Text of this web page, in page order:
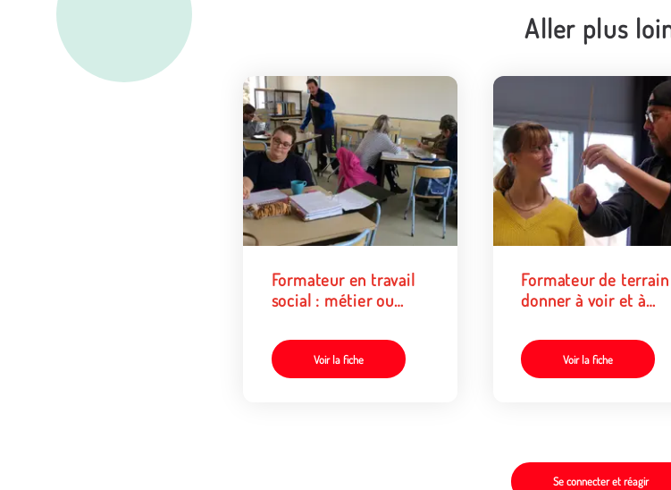
Aller plus
Formateur en travail
social : métier ou
Voir la fiche
Formateur de terrain
donner à voir et à
expérience
Voir la fiche
Se connecter et réagir